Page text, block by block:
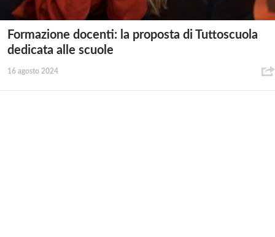
Formazione docenti: la proposta di Tuttoscuola
dedicata alle scuole
16 agosto 2024